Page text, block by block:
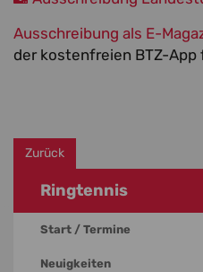
Ausschreibung als E-
der kostenfreien BTZ-App
Zurück
Ringtennis
Start / Termine
Neuigkeiten